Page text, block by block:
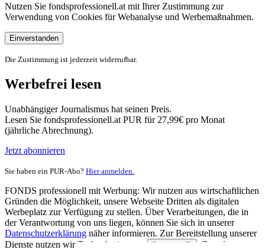
Nutzen Sie fondsprofessionell.at mit Ihrer Zustimmung zur
Verwendung von Cookies für Webanalyse und Werbemaßnahmen.
Einverstanden
Die Zustimmung ist jederzeit widerrufbar.
Werbefrei lesen
Unabhängiger Journalismus hat seinen Preis.
Lesen Sie fondsprofessionell.at PUR für 27,99€ pro Monat
(jährliche Abrechnung).
Jetzt abonnieren
Sie haben ein PUR-Abo? Hier anmelden.
FONDS professionell mit Werbung: Wir nutzen aus wirtschaftlichen
Gründen die Möglichkeit, unsere Webseite Dritten als digitalen
Werbeplatz zur Verfügung zu stellen. Über Verarbeitungen, die in
der Verantwortung von uns liegen, können Sie sich in unserer
Datenschutzerklärung näher informieren. Zur Bereitstellung unserer
Dienste nutzen wir Technologien von
Partnern (5)
. Zwecke: